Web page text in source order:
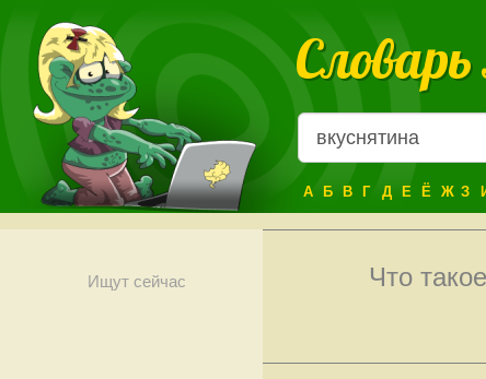
А Б В Г Д Е Ё Ж З
Ищут сейчас Что такое